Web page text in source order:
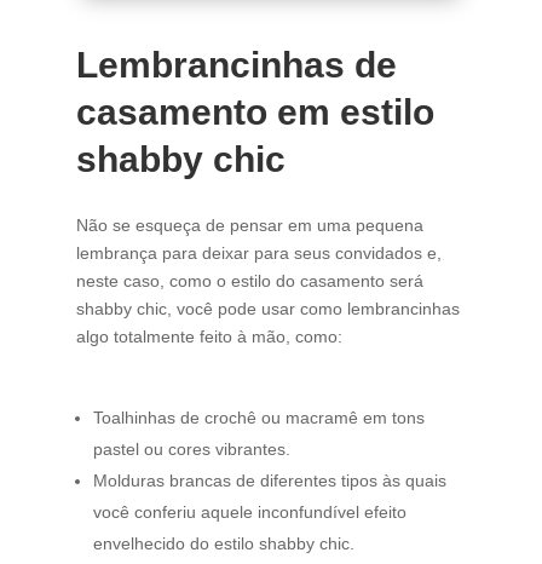
Lembrancinhas de
casamento em estilo
shabby chic
Não se esqueça de pensar em uma pequena
lembrança para deixar para seus convidados e,
neste caso, como o estilo do casamento será
shabby chic, você pode usar como lembrancinhas
algo totalmente feito à mão, como:
Toalhinhas de crochê ou macramê em tons
pastel ou cores vibrantes.
Molduras brancas de diferentes tipos às quais
você conferiu aquele inconfundível efeito
envelhecido do estilo shabby chic.